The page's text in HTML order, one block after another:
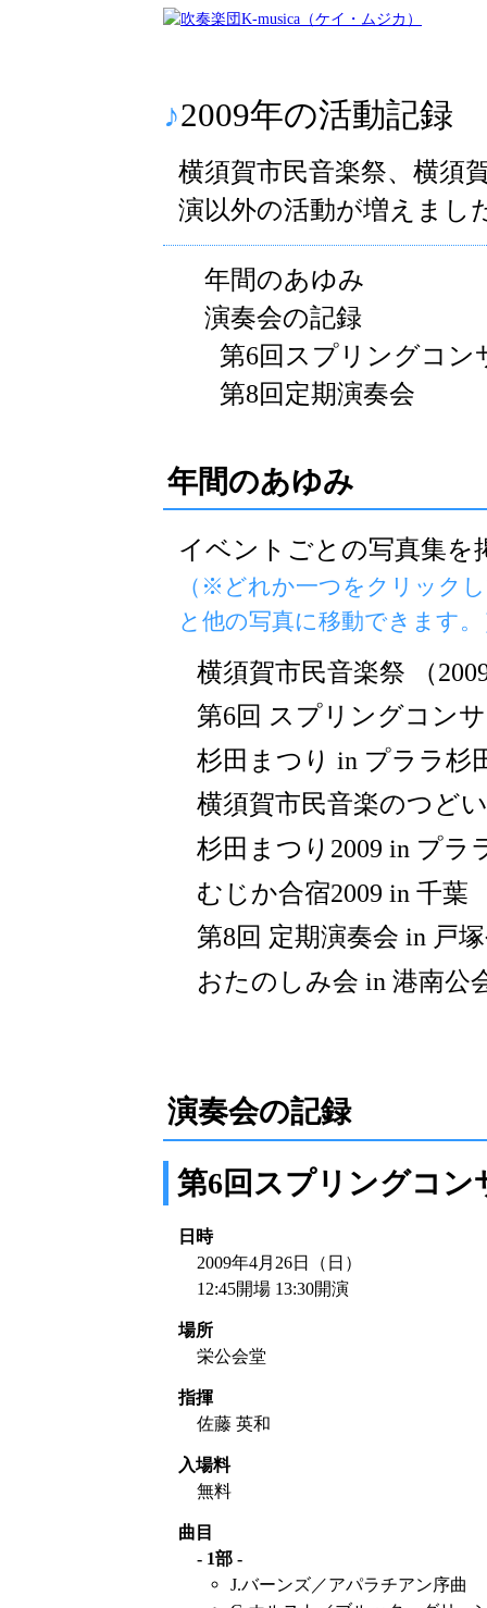
♪2009年の活動記録
横須賀市民音楽祭、横須
演以外の活動が増えまし
年間のあゆみ
演奏会の記録
第6回スプリングコン
第8回定期演奏会
年間のあゆみ
イベントごとの写真集を
（※どれか一つをクリック
と他の写真に移動できます
横須賀市民音楽祭 （
第6回 スプリングコン
杉田まつり in プララ杉
横須賀市民音楽のつど
杉田まつり2009 in プラ
むじか合宿2009 in 千葉
第8回 定期演奏会 in 戸
おたのしみ会 in 港南公
演奏会の記録
第6回スプリングコ
日時
2009年4月26日（日）
12:45開場 13:30開演
場所
栄公会堂
指揮
佐藤 英和
入場料
無料
曲目
- 1部 -
J.バーンズ／アパラチアン序曲